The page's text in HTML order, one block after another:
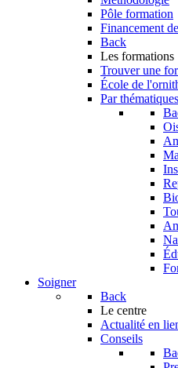
Pôle formation
Financement
Back
Les formations
Trouver une
École de
Par thématiques
Soigner
Back
Le centre
Actualité en
Conseils